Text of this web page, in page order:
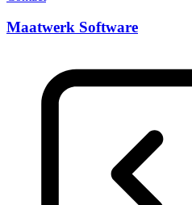
Maatwerk Software